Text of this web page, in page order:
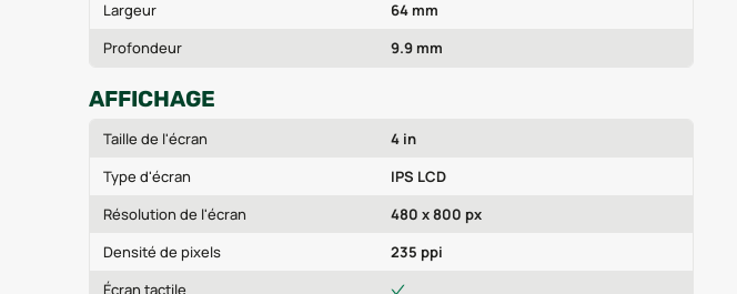
Largeur
64 mm
Profondeur
9.9 mm
AFFICHAGE
Taille de l'écran
4 in
Type d'écran
IPS LCD
Résolution de l'écran
480 x 800 px
Densité de pixels
235 ppi
Écran tactile